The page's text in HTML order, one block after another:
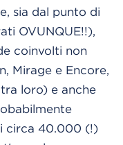
sia dal punto di
OVUNQUE!!),
coinvolti non
Mirage e Encore,
loro) e anche
circa 40.000 (!)